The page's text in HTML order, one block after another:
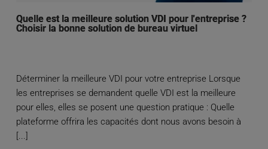
Quelle est la meilleure solution VDI pour l'entreprise ?
Choisir la bonne solution de bureau virtuel
Déterminer la meilleure VDI pour votre entreprise Lorsque
les entreprises se demandent quelle VDI est la meilleure
pour elles, elles se posent une question pratique : Quelle
plateforme offrira les capacités dont nous avons besoin à
[...]